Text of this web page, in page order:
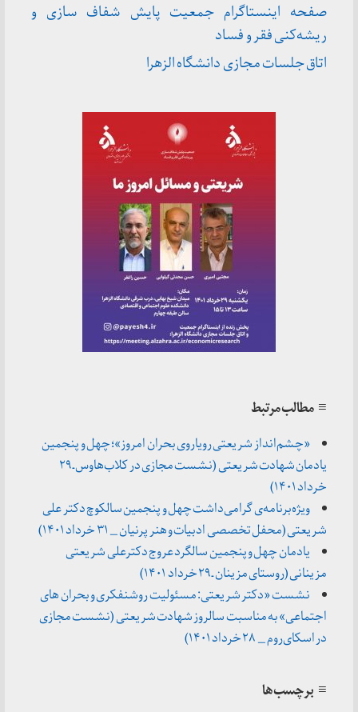
صفحه اینستاگرام جمعیت پایش شفاف سازی و
ریشه‌کنی فقر و فساد
اتاق جلسات مجازی دانشگاه الزهرا
≡ مطالب مرتبط
«چشم‌انداز شریعتی رویاروی بحران امروز»؛ چهل و پنجمین
یادمان شهادت شریعتی (نشست مجازی در کلاب‌هاوس ـ ۲۹
خرداد ۱۴۰۱)
ویژه‌برنامه‌ی گرامی‌داشت چهل و پنجمین سالکوچ دکتر علی
شریعتی (محفل تخصصی ادبیات و هنر پرنیان _ ۳۱ خرداد ۱۴۰۱)
یادمان چهل و پنجمین سالگرد عروج دکترعلی شریعتی
مزینانی (روستای مزینان ـ ۲۹ خرداد ۱۴۰۱)
نشست «دکتر شریعتی: مسئولیت روشنفکری و بحران های
اجتماعی» به مناسبت سالروز شهادت شریعتی (نشست مجازی
در اسکای‌روم _ ۲۸ خرداد ۱۴۰۱)
≡ برچسب‌ها